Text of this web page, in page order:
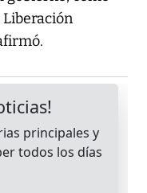
Liberación